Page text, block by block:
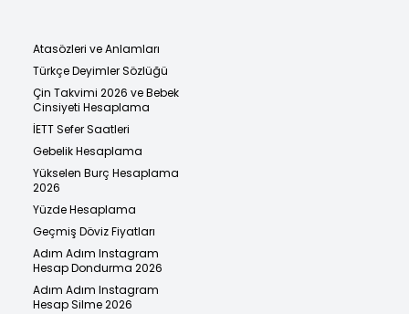
Atasözleri ve Anlamları
Türkçe Deyimler Sözlüğü
Çin Takvimi 2026 ve Bebek
Cinsiyeti Hesaplama
İETT Sefer Saatleri
Gebelik Hesaplama
Yükselen Burç Hesaplama
2026
Yüzde Hesaplama
Geçmiş Döviz Fiyatları
Adım Adım Instagram
Hesap Dondurma 2026
Adım Adım Instagram
Hesap Silme 2026